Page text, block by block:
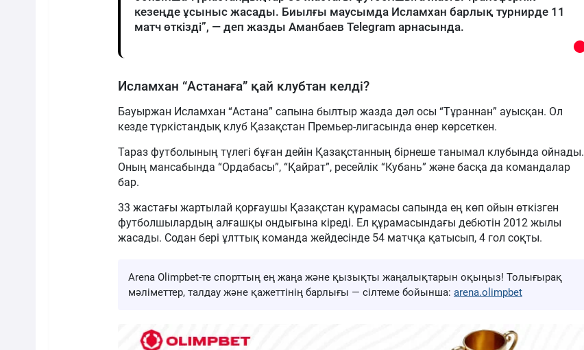
кезеңде ұсыныс жасады. Биылғы маусымда Исламхан барлық турнирде 11
матч өткізді”, — деп жазды Аманбаев Telegram арнасында.
Исламхан “Астанаға” қай клубтан келді?
Бауыржан Исламхан “Астана” сапына былтыр жазда дәл осы “Тұраннан” ауысқан. Ол
кезде түркістандық клуб Қазақстан Премьер-лигасында өнер көрсеткен.
Тараз футболының түлегі бұған дейін Қазақстанның бірнеше танымал клубында ойнады.
Оның мансабында “Ордабасы”, “Қайрат”, ресейлік “Кубань” және басқа да командалар
бар.
33 жастағы жартылай қорғаушы Қазақстан құрамасы сапында ең көп ойын өткізген
футболшылардың алғашқы ондығына кіреді. Ел құрамасындағы дебютін 2012 жылы
жасады. Содан бері ұлттық команда жейдесінде 54 матчқа қатысып, 4 гол соқты.
Arena Olimpbet-те спорттың ең жаңа және қызықты жаңалықтарын оқыңыз! Толығырақ
мәліметтер, талдау және қажеттінің барлығы — сілтеме бойынша: arena.olimpbet